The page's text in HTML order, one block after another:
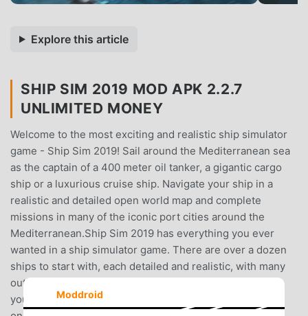
Explore this article
SHIP SIM 2019 MOD APK 2.2.7
UNLIMITED MONEY
Welcome to the most exciting and realistic ship simulator
game - Ship Sim 2019! Sail around the Mediterranean sea
as the captain of a 400 meter oil tanker, a gigantic cargo
ship or a luxurious cruise ship. Navigate your ship in a
realistic and detailed open world map and complete
missions in many of the iconic port cities around the
Mediterranean.Ship Sim 2019 has everything you ever
wanted in a ship simulator game. There are over a dozen
ships to start with, each detailed and realistic, with many
outside, interior and deck cameras. And the best part is:
you basically get 3 different boat simulator games in
Moddroid